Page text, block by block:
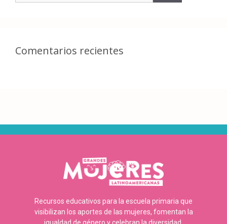
Comentarios recientes
Recursos educativos para la escuela primaria que
visibilizan los aportes de las mujeres, fomentan la
igualdad de género y celebran la diversidad.